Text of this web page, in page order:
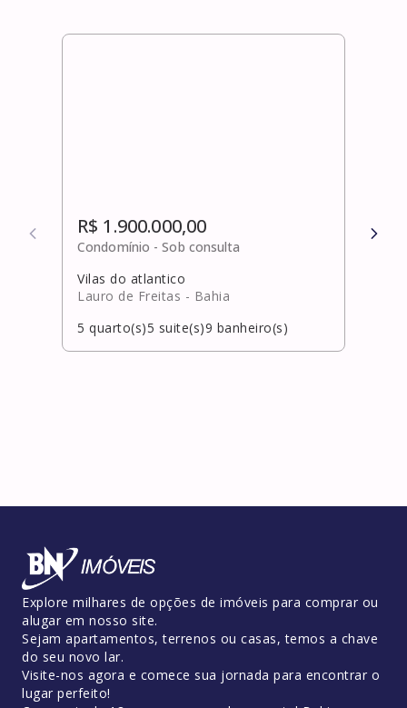
R$ 1.900.000,00
Condomínio -Sob consulta
Vilas do atlantico
Lauro de Freitas - Bahia
5 quarto(s)5 suite(s)9 banheiro(s)
R$
Explore milhares de opções de imóveis para comprar ou
alugar em nosso site.
Sejam apartamentos, terrenos ou casas, temos a chave
do seu novo lar.
Visite-nos agora e comece sua jornada para encontrar o
lugar perfeito!